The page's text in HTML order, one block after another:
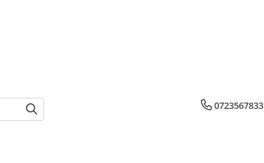
0723567833